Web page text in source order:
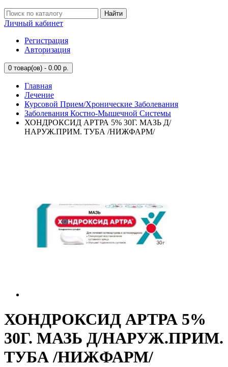
Найти
Личный кабинет
Регистрация
Авторизация
0 товар(ов) - 0.00 р.
Главная
Лечение
Курсовой Прием/Хронические Заболевания
Заболевания Костно-Мышечной Системы
ХОНДРОКСИД АРТРА 5% 30Г. МАЗЬ Д/
НАРУЖ.ПРИМ. ТУБА /НИЖФАРМ/
ХОНДРОКСИД АРТРА 5%
30Г. МАЗЬ Д/НАРУЖ.ПРИМ.
ТУБА /НИЖФАРМ/